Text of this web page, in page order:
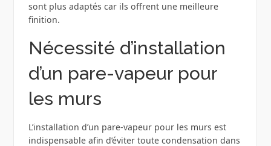
sont plus adaptés car ils offrent une meilleure
finition.
Nécessité d’installation
d’un pare-vapeur pour
les murs
L’installation d’un pare-vapeur pour les murs est
indispensable afin d’éviter toute condensation dans